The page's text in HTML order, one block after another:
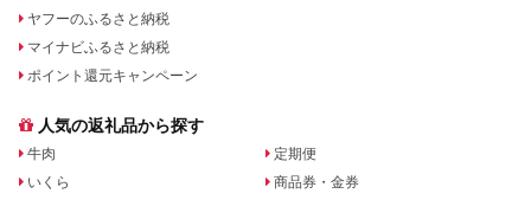
ヤフーのふるさと納税
マイナビふるさと納税
ポイント還元キャンペーン
人気の返礼品から探す
牛肉
いくら
定期便
商品券・金券